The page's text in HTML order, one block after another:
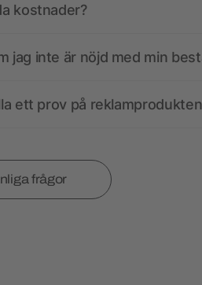
kostnader?
jag inte är nöjd med min
ett prov på
frågor